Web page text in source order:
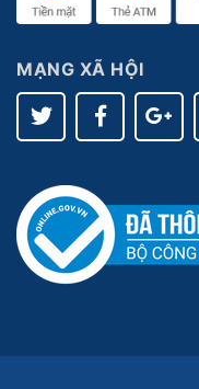
MẠNG XÃ HỘI